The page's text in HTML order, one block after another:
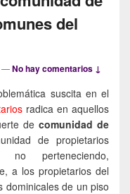
del
—No hay comentarios ↓
suscita en el
radica en aquellos
de comunidad de
de propietarios
no perteneciendo,
a los propietarios del
dominicales de un piso